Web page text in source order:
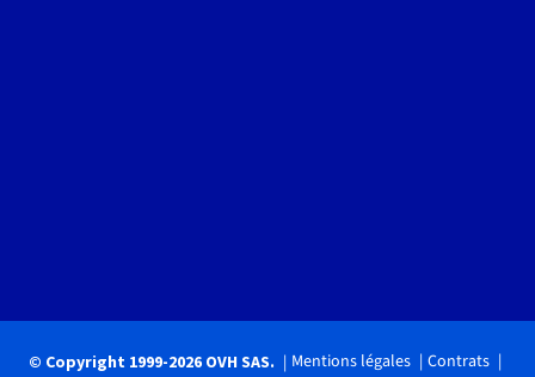
© Copyright 1999-2026 OVH SAS. Mentions légales
Contrats